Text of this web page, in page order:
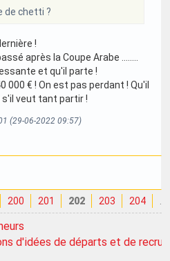
de chetti ?
!
après la Coupe Arabe ........
et qu'il parte !
€ ! On est pas perdant ! Qu'il
veut tant partir !
(29-06-2022 09:57)
200 201 202 203 204
d'idées de départs et de